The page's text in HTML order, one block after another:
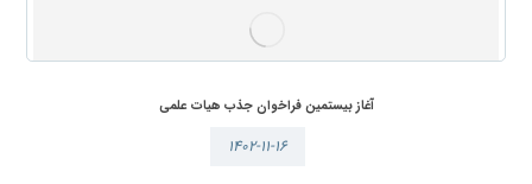
آغاز بیستمین فراخوان جذب هیات علمی
۱۴۰۲-۱۱-۱۶